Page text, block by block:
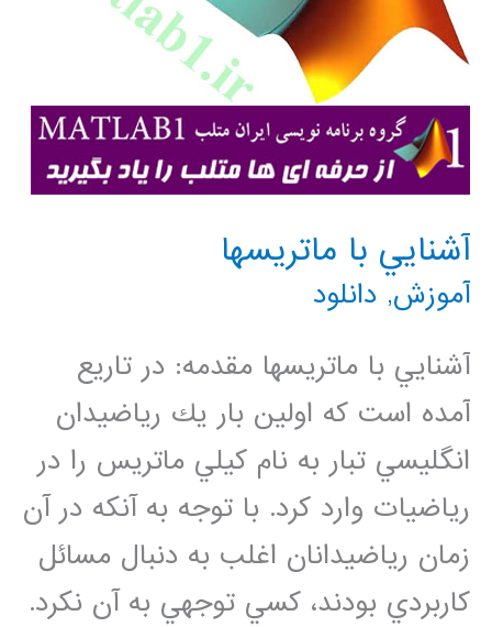
آشنايي با ماتريسها
آموزش, دانلود
آشنايي با ماتريسها مقدمه: در تاريع
آمده است كه اولين بار يك رياضيدان
انگليسي تبار به نام كيلي ماتريس را در
رياضيات وارد كرد. با توجه به آنكه در آن
زمان رياضيدانان اغلب به دنبال مسائل
كاربردي بودند، كسي توجهي به آن نكرد.